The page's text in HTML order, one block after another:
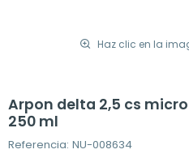
Haz clic en la
Arpon delta 2,5 cs
250 ml
Referencia: NU-008634